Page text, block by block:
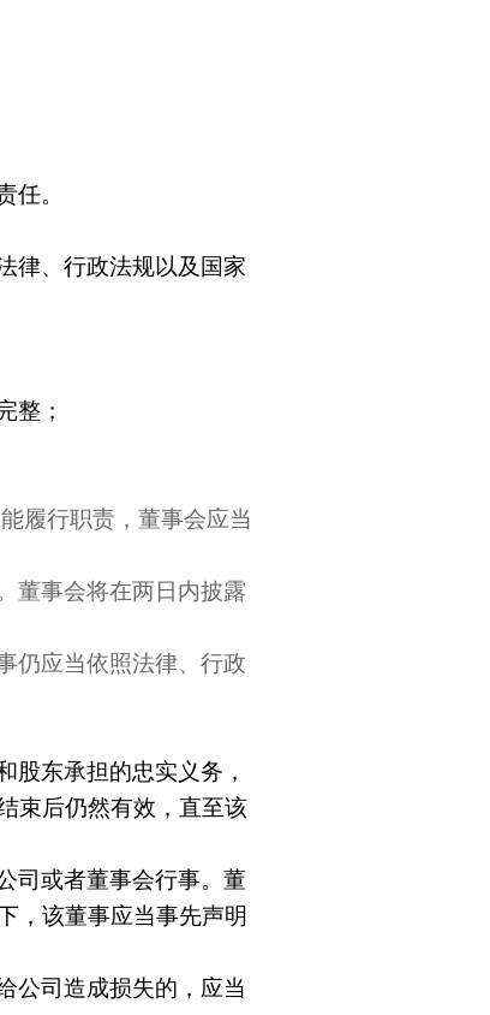
任。
律、行政法规以及国家
整；
履行职责，董事会应当
董事会将在两日内披露
仍应当依照法律、行政
股东承担的忠实义务，
束后仍然有效，直至该
司或者董事会行事。董
，该董事应当事先声明
公司造成损失的，应当